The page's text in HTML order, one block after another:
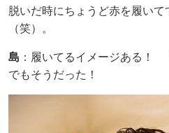
脱いだ時にちょうど赤を履い
（笑）。
島 ：履いてるイメージある！
でもそうだった！